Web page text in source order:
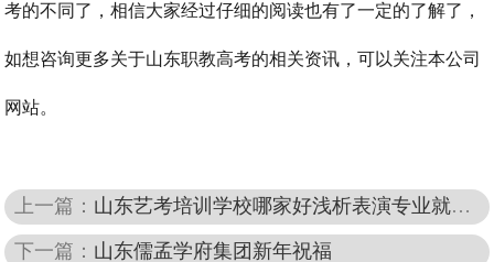
考的不同了，相信大家经过仔细的阅读也有了一定的了解了，
如想咨询更多关于山东职教高考的相关资讯，可以关注本公司
网站。
上一篇： 山东艺考培训学校哪家好浅析表演专业就业方向和前景
下一篇： 山东儒孟学府集团新年祝福